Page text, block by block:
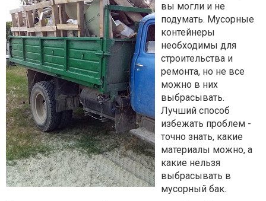
вы могли и не
подумать. Мусорные
контейнеры
необходимы для
строительства и
ремонта, но не все
можно в них
выбрасывать.
Лучший способ
избежать проблем -
точно знать, какие
материалы можно, а
какие нельзя
выбрасывать в
мусорный бак.